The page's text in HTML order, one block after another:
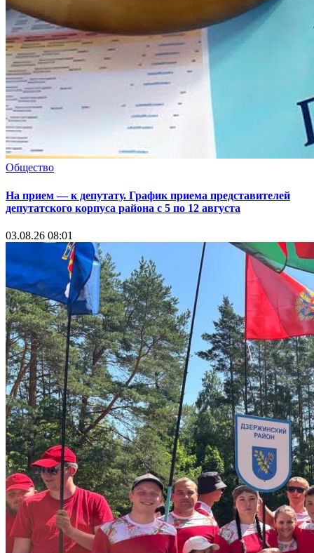
Общество
На прием — к депутату. График приема представителей
депутатского корпуса района с 5 по 12 августа
03.08.26 08:01